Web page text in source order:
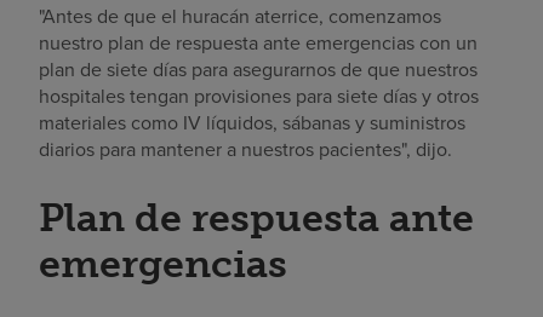
"Antes de que el huracán aterrice, comenzamos
nuestro plan de respuesta ante emergencias con un
plan de siete días para asegurarnos de que nuestros
hospitales tengan provisiones para siete días y otros
materiales como IV líquidos, sábanas y suministros
diarios para mantener a nuestros pacientes", dijo.
Plan de respuesta ante
emergencias